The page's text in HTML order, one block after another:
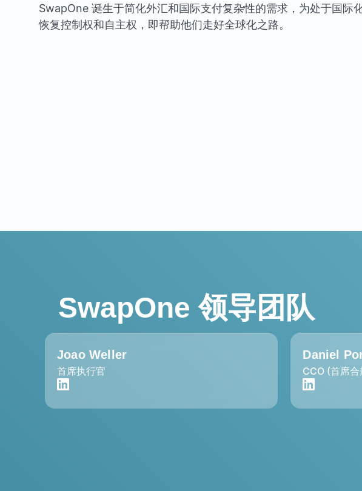
SwapOne 诞生于简化外汇和国际支付复杂性的需求，为处于国际
恢复控制权和自主权，即帮助他们走好全球化之路。
SwapOne 领导团队
Joao Weller
首席执行官
Daniel
CCO (首席合